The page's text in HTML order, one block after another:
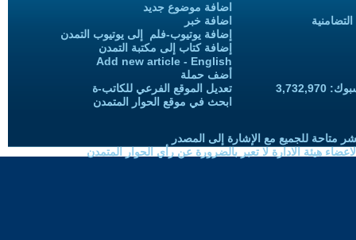
اضافة موضوع جديد
اضافة خبر
إضافة يوتيوب-فلم إلى يوتيوب التمدن
إضافة كتاب إلى مكتبة التمدن
Add new article - English
أضف حملة
تعديل الموقع الفرعي للكاتب-ة
ابحث في موقع الحوار المتمدن
متاحة للجميع مع الإشارة إلى المصدر
هيئة الادارة لا تعبر بالضرورة عن رأي الحوار المتمدن